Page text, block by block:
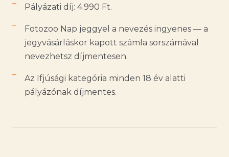
Pályázati díj: 4.990 Ft.
Fotozoo Nap jeggyel a nevezés ingyenes — a
jegyvásárláskor kapott számla sorszámával
nevezhetsz díjmentesen.
Az Ifjúsági kategória minden 18 év alatti
pályázónak díjmentes.